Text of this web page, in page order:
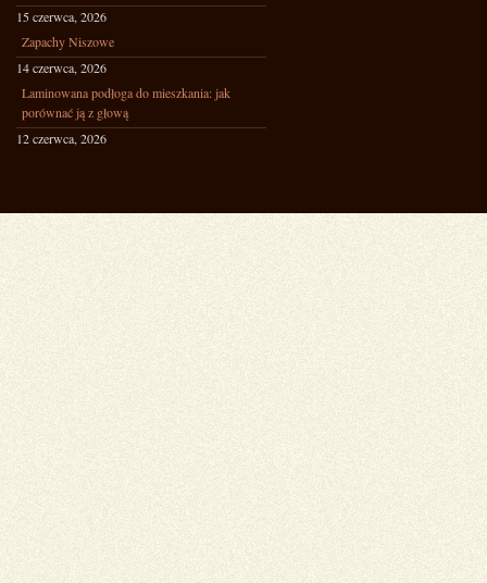
15 czerwca, 2026
Zapachy Niszowe
14 czerwca, 2026
Laminowana podłoga do mieszkania: jak
porównać ją z głową
12 czerwca, 2026